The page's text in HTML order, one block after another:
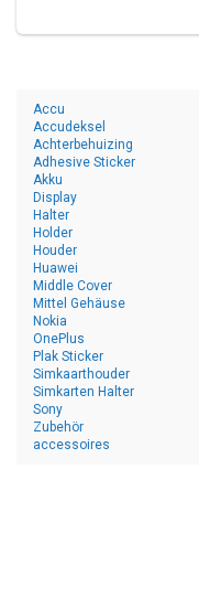
Accu
Accudeksel
Achterbehuizing
Adhesive Sticker
Akku
Display
Halter
Holder
Houder
Huawei
Middle Cover
Mittel Gehäuse
Nokia
OnePlus
Plak Sticker
Simkaarthouder
Simkarten Halter
Sony
Zubehör
accessoires